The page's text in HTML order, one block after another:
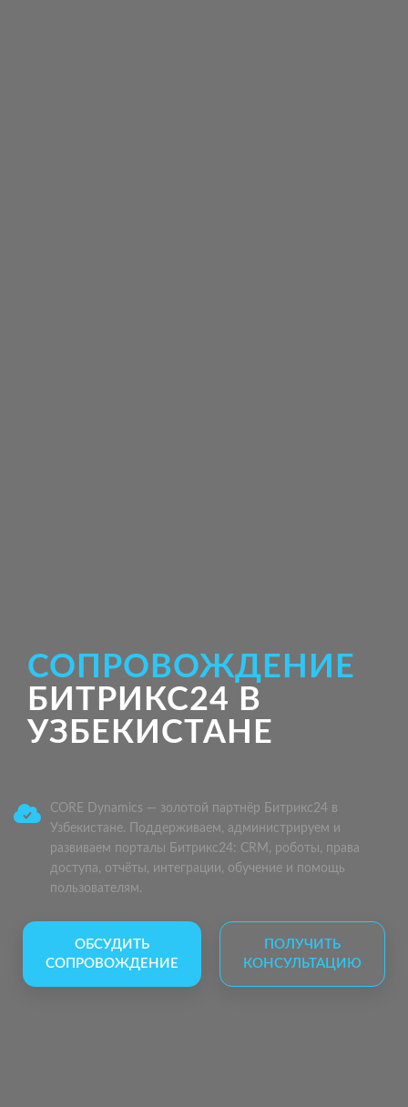
СОПРОВОЖДЕНИЕ
БИТРИКС24 В
УЗБЕКИСТАНЕ
CORE Dynamics — золотой партнёр Битрикс24 в
Узбекистане. Поддерживаем, администрируем и
развиваем порталы Битрикс24: CRM, роботы, права
доступа, отчёты, интеграции, обучение и помощь
пользователям.
ОБСУДИТЬ
СОПРОВОЖДЕНИЕ
ПОЛУЧИТЬ
КОНСУЛЬТАЦИЮ